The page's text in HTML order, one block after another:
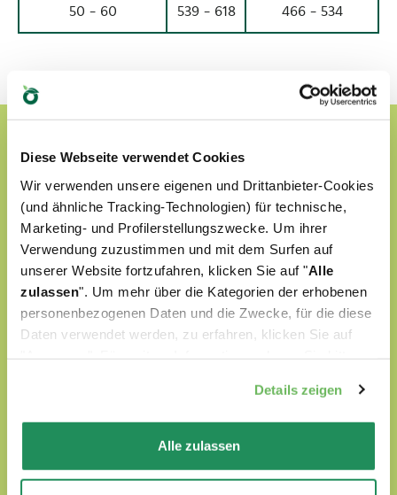
Diese Webseite verwendet Cookies
Wir verwenden unsere eigenen und Drittanbieter-Cookies
(und ähnliche Tracking-Technologien) für technische,
Marketing- und Profilerstellungszwecke. Um ihrer
Verwendung zuzustimmen und mit dem Surfen auf
unserer Website fortzufahren, klicken Sie auf "Alle
zulassen". Um mehr über die Kategorien der erhobenen
personenbezogenen Daten und die Zwecke, für die diese
Daten verwendet werden, zu erfahren, klicken Sie auf
Details zeigen
Alle zulassen
50 - 60 539 - 618 466 - 534